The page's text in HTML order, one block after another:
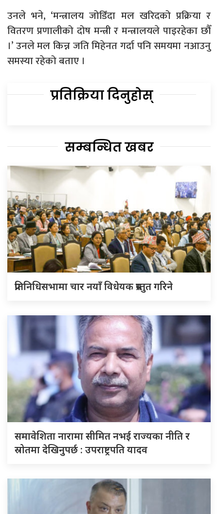
उनले भने, ‘मन्त्रालय जोडिँदा मल खरिदको प्रक्रिया र
वितरण प्रणालीको दोष मन्त्री र मन्त्रालयले पाइरहेका छौँ
।’ उनले मल किन्न जति मिहेनत गर्दा पनि समयमा नआउनु
समस्या रहेको बताए ।
प्रतिक्रिया दिनुहोस्
सम्बन्धित खबर
प्रतिनिधिसभामा चार नयाँ विधेयक प्रस्तुत गरिने
समावेशिता नारामा सीमित नभई राज्यका नीति र
स्रोतमा देखिनुपर्छ : उपराष्ट्रपति यादव